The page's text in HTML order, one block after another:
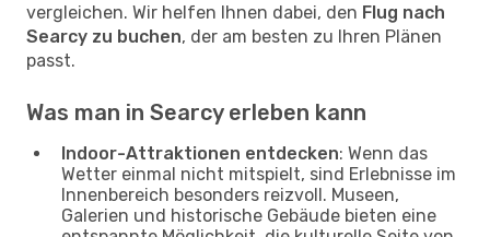
vergleichen. Wir helfen Ihnen dabei, den Flug nach
Searcy zu buchen, der am besten zu Ihren Plänen
passt.
Was man in Searcy erleben kann
Indoor-Attraktionen entdecken: Wenn das
Wetter einmal nicht mitspielt, sind Erlebnisse im
Innenbereich besonders reizvoll. Museen,
Galerien und historische Gebäude bieten eine